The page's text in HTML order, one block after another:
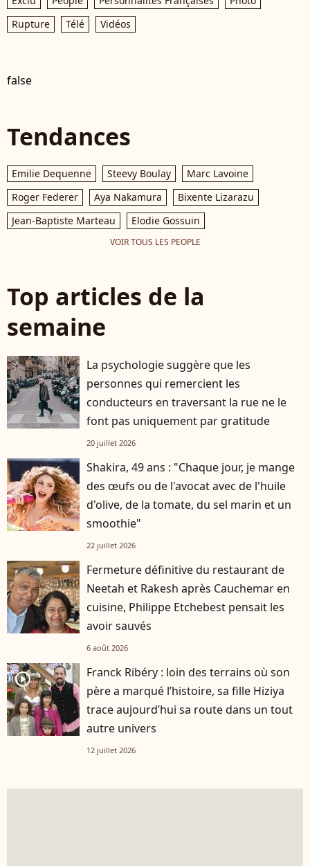
Rupture
Télé Vidéos
false
Tendances
Emilie Dequenne Steevy Boulay
Marc Lavoine
Roger Federer
Aya Nakamura
Bixente Lizarazu
Jean-Baptiste Marteau
Elodie Gossuin
VOIR TOUS LES PEOPLE
Top articles de la
semaine
La psychologie suggère que les
personnes qui remercient les
conducteurs en traversant la rue ne le
font pas uniquement par gratitude
20 juillet 2026
Shakira, 49 ans : "Chaque jour, je mange
des œufs ou de l'avocat avec de l'huile
d'olive, de la tomate, du sel marin et un
smoothie"
22 juillet 2026
Fermeture définitive du restaurant de
Neetah et Rakesh après Cauchemar en
cuisine, Philippe Etchebest pensait les
avoir sauvés
6 août 2026
player2
Franck Ribéry : loin des terrains où son
père a marqué l’histoire, sa fille Hiziya
trace aujourd’hui sa route dans un tout
autre univers
12 juillet 2026